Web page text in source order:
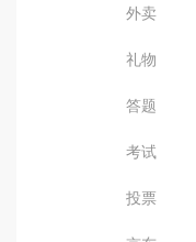
外卖
礼物
答题
考试
投票